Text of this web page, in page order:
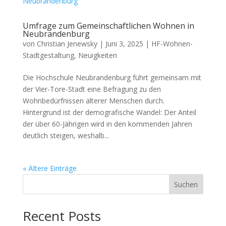
Umfrage zum Gemeinschaftlichen Wohnen in
Neubrandenburg
von Christian Jenewsky| Juni 3, 2025 | HF-Wohnen-
Stadtgestaltung, Neuigkeiten
Die Hochschule Neubrandenburg führt gemeinsam mit
der Vier-Tore-Stadt eine Befragung zu den
Wohnbedürfnissen älterer Menschen durch.
Hintergrund ist der demografische Wandel: Der Anteil
der über 60-Jährigen wird in den kommenden Jahren
deutlich steigen, weshalb...
« Ältere Einträge
Suchen
Recent Posts